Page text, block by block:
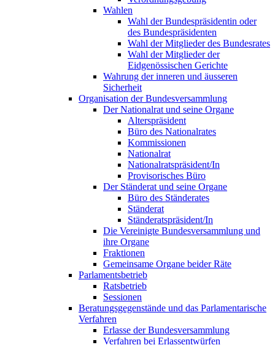
Wahlen
Wahl der Bundespräsidentin oder
des Bundespräsidenten
Wahl der Mitglieder des Bundesrates
Wahl der Mitglieder der
Eidgenössischen Gerichte
Wahrung der inneren und äusseren
Sicherheit
Organisation der Bundesversammlung
Der Nationalrat und seine Organe
Alterspräsident
Büro des Nationalrates
Kommissionen
Nationalrat
Nationalratspräsident/In
Provisorisches Büro
Der Ständerat und seine Organe
Büro des Ständerates
Ständerat
Ständeratspräsident/In
Die Vereinigte Bundesversammlung und
ihre Organe
Fraktionen
Gemeinsame Organe beider Räte
Parlamentsbetrieb
Ratsbetrieb
Sessionen
Beratungsgegenstände und das Parlamentarische
Verfahren
Erlasse der Bundesversammlung
Verfahren bei Erlassentwürfen